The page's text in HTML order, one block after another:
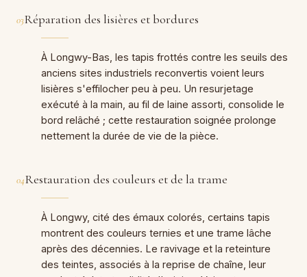
03Réparation des lisières et bordures
À Longwy-Bas, les tapis frottés contre les seuils des
anciens sites industriels reconvertis voient leurs
lisières s'effilocher peu à peu. Un resurjetage
exécuté à la main, au fil de laine assorti, consolide le
bord relâché ; cette restauration soignée prolonge
nettement la durée de vie de la pièce.
04Restauration des couleurs et de la trame
À Longwy, cité des émaux colorés, certains tapis
montrent des couleurs ternies et une trame lâche
après des décennies. Le ravivage et la reteinture
des teintes, associés à la reprise de chaîne, leur